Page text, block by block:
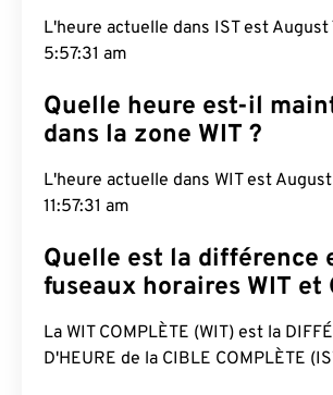
L'heure actuelle dans IST est
5:57:32 am
Quelle heure est-il
dans la zone WIT ?
L'heure actuelle dans WIT est
11:57:32 am
Quelle est la différence
fuseaux horaires WIT et
La WIT COMPLÈTE (WIT) est la
D'HEURE de la CIBLE COMPLÈTE